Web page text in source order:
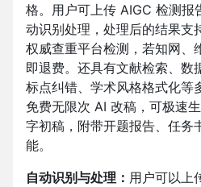
格。用户可上传 AIGC 检测报
动识别处理，处理后的结果支
权威查重平台检测，若知网、
即退费。还具有文献检索、数
标点纠错、学术风格格式化等
免费无限次 AI 改稿，可极速
字初稿，附带开题报告、任务
能。
自动识别与处理： 用户可以上